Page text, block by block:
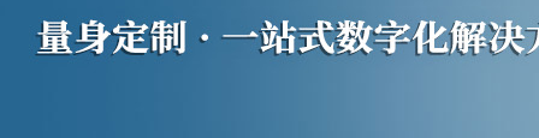
网站建设 微信营销 微信代运营 400电话